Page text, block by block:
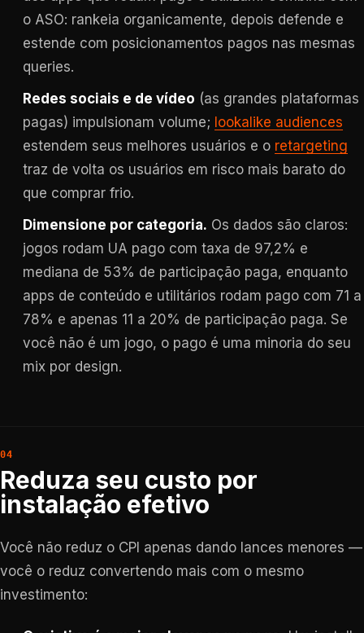
o ASO: rankeia organicamente, depois defende e
estende com posicionamentos pagos nas mesmas
queries.
Redes sociais e de vídeo (as grandes plataformas
pagas) impulsionam volume; lookalike audiences
estendem seus melhores usuários e o retargeting
traz de volta os usuários em risco mais barato do
que comprar frio.
Dimensione por categoria. Os dados são claros:
jogos rodam UA pago com taxa de 97,2% e
mediana de 53% de participação paga, enquanto
apps de conteúdo e utilitários rodam pago com 71 a
78% e apenas 11 a 20% de participação paga. Se
você não é um jogo, o pago é uma minoria do seu
mix por design.
Reduza seu custo por
instalação efetivo
Você não reduz o CPI apenas dando lances menores —
você o reduz convertendo mais com o mesmo
investimento: